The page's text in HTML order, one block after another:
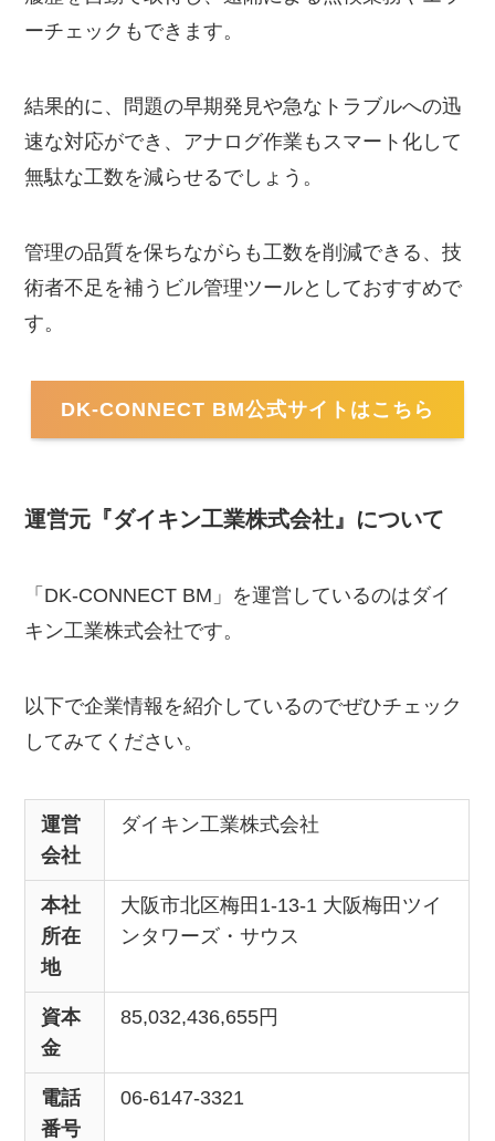
ーチェックもできます。
結果的に、問題の早期発見や急なトラブルへの迅
速な対応ができ、アナログ作業もスマート化して
無駄な工数を減らせるでしょう。
管理の品質を保ちながらも工数を削減できる、技
術者不足を補うビル管理ツールとしておすすめで
す。
DK-CONNECT BM公式サイトはこちら
運営元『ダイキン工業株式会社』について
「DK-CONNECT BM」を運営しているのはダイ
キン工業株式会社です。
以下で企業情報を紹介しているのでぜひチェック
してみてください。
運営
会社
ダイキン工業株式会社
本社
所在
地
大阪市北区梅田1-13-1 大阪梅田ツイ
ンタワーズ・サウス
資本
金
85,032,436,655円
電話
番号
06-6147-3321